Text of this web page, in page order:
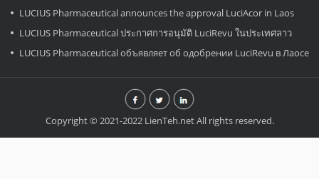
LUCIUS Pharmaceutical announces the approval LuciAcor in Laos
LUCIUS Pharmaceutical ประกาศการอนุมัติ LuciRevu ในประเทศลาว
LUCIUS Pharmaceutical объявляет об одобрении LuciRevu в Лаосе
Copyright © 2021-2022 LienTeh.net All rights reserved.